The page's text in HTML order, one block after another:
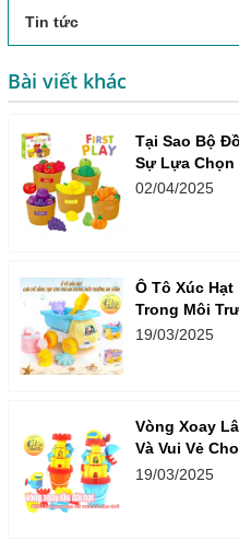
Tin tức
Bài viết khác
Tại Sao Bộ
Sự Lựa Chọn
02/04/2025
Ô Tô Xúc Hạt
Trong Môi
19/03/2025
Vòng Xoay
Và Vui Vẻ
19/03/2025